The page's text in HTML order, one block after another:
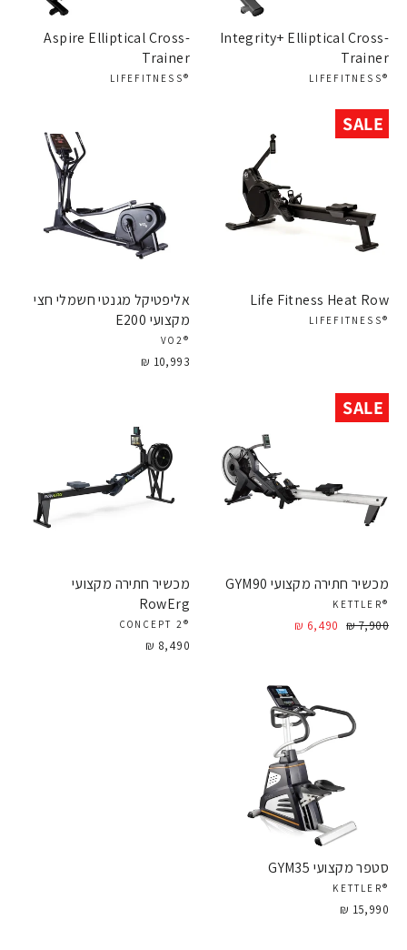
Integrity+ Elliptical Cross-
Trainer
®LIFEFITNESS
Aspire Elliptical Cross-
Trainer
®LIFEFITNESS
SALE
Life Fitness Heat Row
®LIFEFITNESS
אליפטיקל מגנטי חשמלי חצי
מקצועי E200
®VO2
10,993 ₪
SALE
מכשיר חתירה מקצועי GYM90
®KETTLER
מחיר
7,900 ₪
מחיר
6,490 ₪
מכשיר חתירה מקצועי
RowErg
®CONCEPT 2
8,490 ₪
סטפר מקצועי GYM35
®KETTLER
15,990 ₪